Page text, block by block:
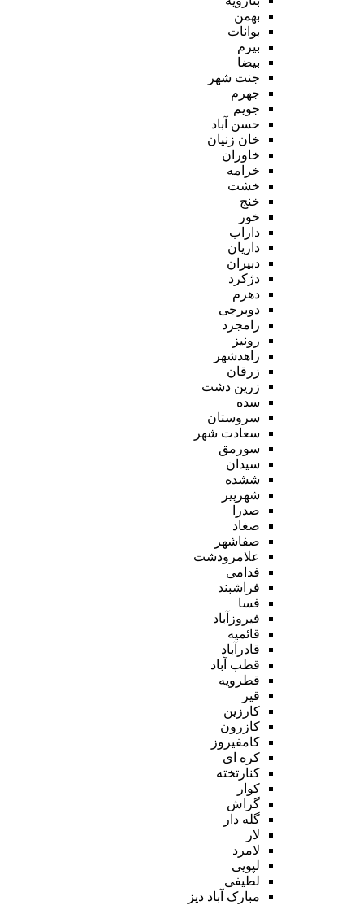
بهمن
بوانات
بیرم
بیضا
جنت شهر
جهرم
جویم
حسن آباد
خان زنیان
خاوران
خرامه
خشت
خنج
خور
داراب
داریان
دبیران
دژکرد
دهرم
دوبرجی
رامجرد
رونیز
زاهدشهر
زرقان
زرین دشت
سده
سروستان
سعادت شهر
سورمق
سیدان
ششده
شهرپیر
صدرا
صغاد
صفاشهر
علامرودشت
فدامی
فراشبند
فسا
فیروزآباد
قائمیه
قادرآباد
قطب آباد
قطرویه
قیر
کارزین
کازرون
کامفیروز
کره ای
کنارتخته
کوار
گراش
گله دار
لار
لامرد
لپویی
لطیفی
مبارک آباد دیز